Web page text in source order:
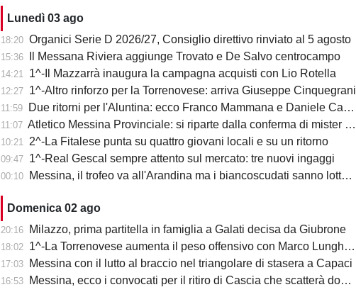
Lunedì 03 ago
18:20 Organici Serie D 2026/27, Consiglio direttivo rinviato al 5 agosto
15:36 Il Messana Riviera aggiunge Trovato e De Salvo centrocampo
14:21 1^-Il Mazzarrà inaugura la campagna acquisti con Lio Rotella
12:27 1^-Altro rinforzo per la Torrenovese: arriva Giuseppe Cinquegrani
11:59 Due ritorni per l'Aluntina: ecco Franco Mammana e Daniele Castagnolo
11:07 Atletico Messina Provinciale: si riparte dalla conferma di mister Giuseppe Midiri
10:21 2^-La Fitalese punta su quattro giovani locali e su un ritorno
09:47 1^-Real Gescal sempre attento sul mercato: tre nuovi ingaggi
00:10 Messina, il trofeo va all'Arandina ma i biancoscudati sanno lottare
Domenica 02 ago
20:16 Milazzo, prima partitella in famiglia a Galati decisa da Giubrone
18:02 1^-La Torrenovese aumenta il peso offensivo con Marco Lunghitano
17:03 Messina con il lutto al braccio nel triangolare di stasera a Capaci
16:53
Messina, ecco i convocati per il ritiro di Cascia che scatterà domani